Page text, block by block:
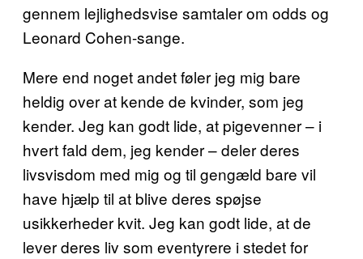
gennem lejlighedsvise samtaler om odds og
Leonard Cohen-sange.
Mere end noget andet føler jeg mig bare
heldig over at kende de kvinder, som jeg
kender. Jeg kan godt lide, at pigevenner – i
hvert fald dem, jeg kender – deler deres
livsvisdom med mig og til gengæld bare vil
have hjælp til at blive deres spøjse
usikkerheder kvit. Jeg kan godt lide, at de
lever deres liv som eventyrere i stedet for